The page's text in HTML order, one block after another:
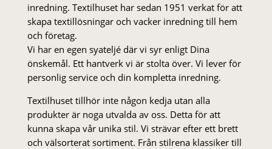
inredning. Textilhuset har sedan 1951 verkat för att
skapa textillösningar och vacker inredning till hem
och företag.
Vi har en egen syateljé där vi syr enligt Dina
önskemål. Ett hantverk vi är stolta över. Vi lever för
personlig service och din kompletta inredning.
Textilhuset tillhör inte någon kedja utan alla
produkter är noga utvalda av oss. Detta för att
kunna skapa vår unika stil. Vi strä­var efter ett brett
och välsorterat sor­ti­ment. Från stil­rena klas­siker till